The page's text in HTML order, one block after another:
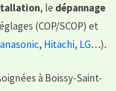
, le dépannage
(COP/SCOP) et
, Hitachi, LG…).
à Boissy-Saint-